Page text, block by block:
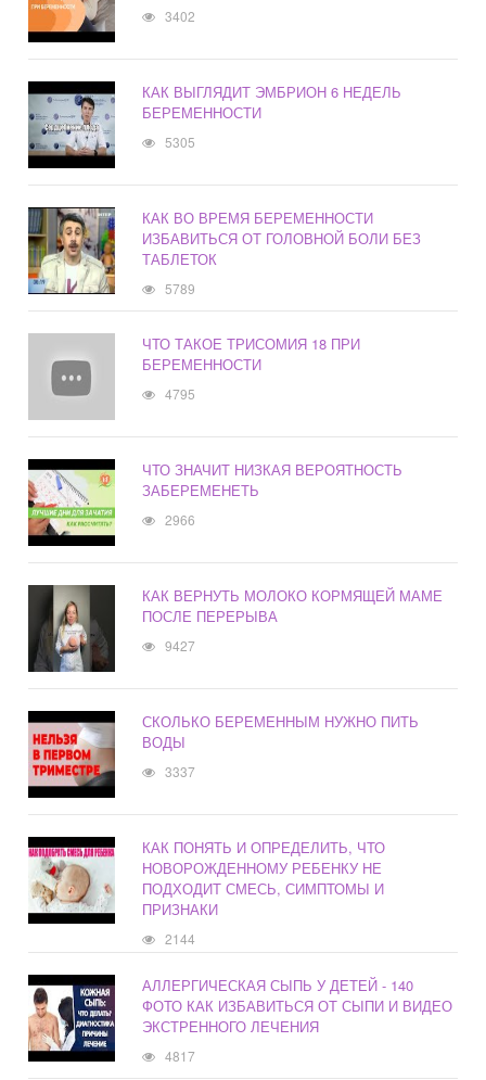
3402
КАК ВЫГЛЯДИТ ЭМБРИОН 6 НЕДЕЛЬ
БЕРЕМЕННОСТИ
5305
КАК ВО ВРЕМЯ БЕРЕМЕННОСТИ
ИЗБАВИТЬСЯ ОТ ГОЛОВНОЙ БОЛИ БЕЗ
ТАБЛЕТОК
5789
ЧТО ТАКОЕ ТРИСОМИЯ 18 ПРИ
БЕРЕМЕННОСТИ
4795
ЧТО ЗНАЧИТ НИЗКАЯ ВЕРОЯТНОСТЬ
ЗАБЕРЕМЕНЕТЬ
2966
КАК ВЕРНУТЬ МОЛОКО КОРМЯЩЕЙ МАМЕ
ПОСЛЕ ПЕРЕРЫВА
9427
СКОЛЬКО БЕРЕМЕННЫМ НУЖНО ПИТЬ
ВОДЫ
3337
КАК ПОНЯТЬ И ОПРЕДЕЛИТЬ, ЧТО
НОВОРОЖДЕННОМУ РЕБЕНКУ НЕ
ПОДХОДИТ СМЕСЬ, СИМПТОМЫ И
ПРИЗНАКИ
2144
АЛЛЕРГИЧЕСКАЯ СЫПЬ У ДЕТЕЙ - 140
ФОТО КАК ИЗБАВИТЬСЯ ОТ СЫПИ И ВИДЕО
ЭКСТРЕННОГО ЛЕЧЕНИЯ
4817